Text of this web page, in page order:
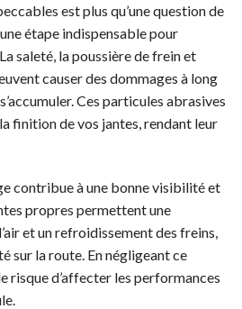
est plus qu’une question de
étape indispensable pour
saleté, la poussière de frein et
causer des dommages à long
Ces particules abrasives
finition de vos jantes, rendant leur
contribue à une bonne visibilité et
propres permettent une
et un refroidissement des freins,
sur la route. En négligeant ce
risque d’affecter les performances